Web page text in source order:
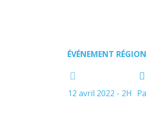
ÉVÉNEMENT
12 avril 2022 - 2H